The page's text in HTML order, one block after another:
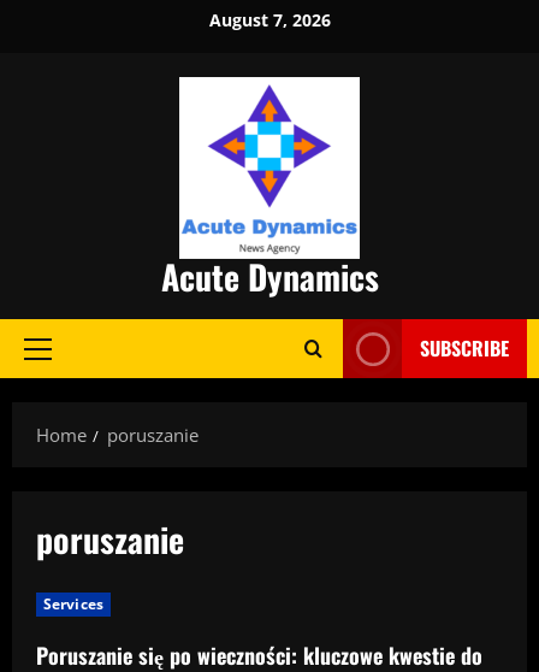
August 7, 2026
Acute Dynamics
Primary
SUBSCRIBE
Home poruszanie
poruszanie
Services
Poruszanie się po wieczności: kluczowe kwestie do